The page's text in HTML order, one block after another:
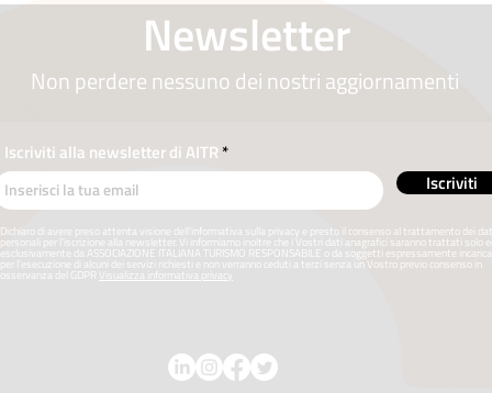
Newsletter
Non perdere nessuno dei nostri aggiornamenti
Iscriviti alla newsletter di AITR
Iscriviti
Dichiaro di avere preso attenta visione dell’informativa sulla privacy e presto il consenso al trattamento dei
personali per l’iscrizione alla newsletter. Vi informiamo inoltre che i Vostri dati anagrafici saranno trattati solo
esclusivamente da ASSOCIAZIONE ITALIANA TURISMO RESPONSABILE o da soggetti espressamente
per l’esecuzione di alcuni dei servizi richiesti e non verranno ceduti a terzi senza un Vostro previo consenso in
osservanza del GDPR Visualizza informativa privacy